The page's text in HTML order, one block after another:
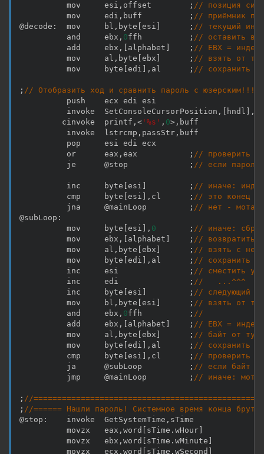
          mov     esi
, offset ; // позиция
          mov     edi
, buff ; // приёмник
@decode :
  mov     bl
, byte esi ; // текущий
          and     ebx
, 0ffh ; // оставить в
          add     ebx
, alphabet ; // EBX =
          mov     al
, byte ebx ; // взять от
          mov     byte
edi , al ; // сохранить
; // Отобразить ход и сравнить пароль с юзерским!!!
          push    ecx edi esi
          invoke  SetConsoleCursorPosition
, hndl ,
         cinvoke  printf
, < '%s' , 0> ,
          invoke  lstrcmp
, passStr ,
          pop     esi edi ecx
          or      eax
, eax ; // проверить
          je      @stop
; // если пароль
          inc     byte
esi ; // иначе:
          cmp     byte
esi , cl ; // это конец
          jna     @mainLoop
; // нет -
@subLoop :
          mov     byte
esi , 0 ; // иначе:
          mov     ebx
, alphabet ; //
          mov     al
, byte ebx ; // взять с
          mov     byte
edi , al ; // сохранить
          inc     esi
; // сместить
          inc     edi
; //   ...^^^
          inc     byte
esi ; // следующий
          mov     bl
, byte esi ; // взять от
          and     ebx
, 0ffh ; //
          add     ebx
, alphabet ; // EBX =
          mov     al
, byte ebx ; // байт от туда
          mov     byte
edi , al ; // сохранить
          cmp     byte
esi , cl ; // проверить
          ja      @subLoop
; // если байт
          jmp     @mainLoop
; // иначе:
; //
; //====== Нашли пароль! Системное время конца
@stop :
    invoke  GetSystemTime
, sTime
          movzx   eax
, word sTime . wHour
          movzx   ebx
, word sTime . wMinute
          movzx   ecx
, word sTime . wSecond